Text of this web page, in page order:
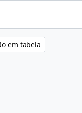
em tabela